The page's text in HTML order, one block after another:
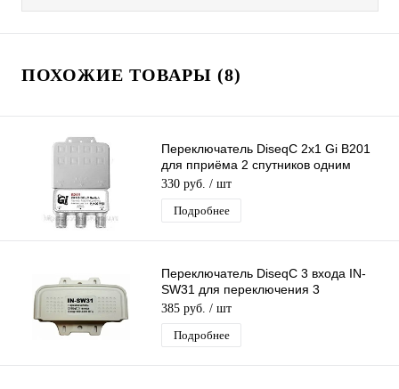
ПОХОЖИЕ ТОВАРЫ (8)
Переключатель DiseqC 2х1 Gi B201
для пприёма 2 спутников одним
ресивером (приставкой )с кожухом
330 руб. / шт
Подробнее
Переключатель DiseqC 3 входа IN-
SW31 для переключения 3
конвертеров одним ресивером
(приставкой)
385 руб. / шт
Подробнее